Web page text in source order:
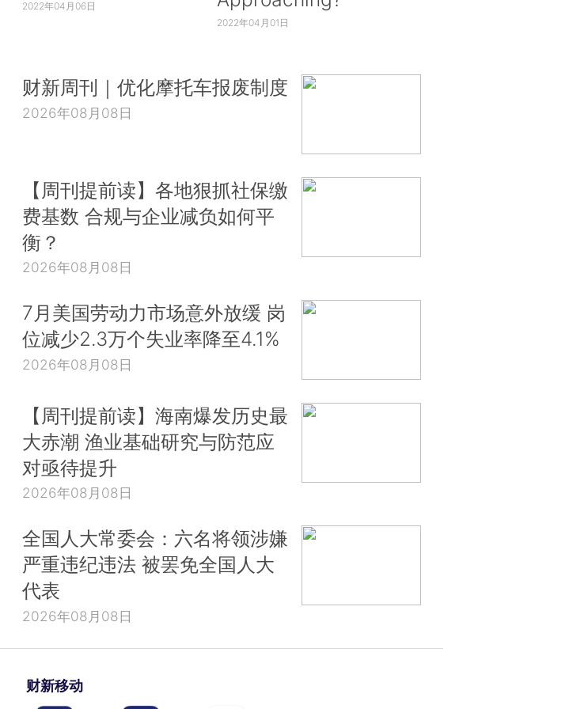
2022年04月06日
2022年04月01日
财新周刊｜优化摩托车报废制度
2026年08月08日
【周刊提前读】各地狠抓社保缴
费基数 合规与企业减负如何平
衡？
2026年08月08日
7月美国劳动力市场意外放缓 岗
位减少2.3万个失业率降至4.1%
2026年08月08日
【周刊提前读】海南爆发历史最
大赤潮 渔业基础研究与防范应
对亟待提升
2026年08月08日
全国人大常委会：六名将领涉嫌
严重违纪违法 被罢免全国人大
代表
2026年08月08日
财新移动